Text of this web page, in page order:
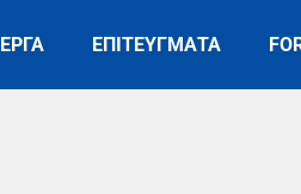
ΕΡΓΑ ΕΠΙΤΕΥΓΜΑΤΑ